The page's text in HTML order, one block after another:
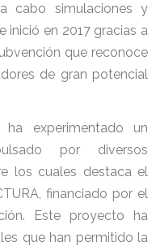
cabo simulaciones y
inició en 2017 gracias a
que reconoce
de gran potencial
experimentado un
por diversos
los cuales destaca el
financiado por el
Este proyecto ha
que han permitido la